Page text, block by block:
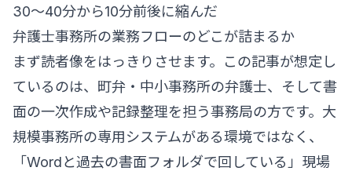
30〜40分から10分前後に縮んだ
弁護士事務所の業務フローのどこが詰まるか
まず読者像をはっきりさせます。この記事が想定し
ているのは、町弁・中小事務所の弁護士、そして書
面の一次作成や記録整理を担う事務局の方です。大
規模事務所の専用システムがある環境ではなく、
「Wordと過去の書面フォルダで回している」現場